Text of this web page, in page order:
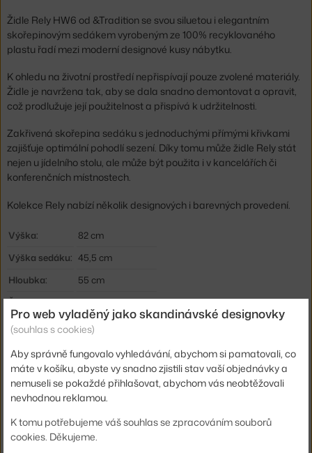
Židle Rely HW6 od &Tradition se svou siluetou i elegantním
skořepinovým sedákem vyrobeným ze 100% recyklovaného
plastu řadí mezi moderní designové kusy nábytku.
K ohledu na životní prostředí nepřispívají pouze zvolené materiály.
Židle je navržena tak, aby se dala snadno demontovat a opravit,
což prodlužuje její použitelnost a přispívá k udržitelnosti.
Zakřivená skořepina sedáku s jednoduchými přímými křivkami
zajišťuje optimální pohodlí sezení. Díky tomu může židle Rely stát
nejen u jídelního stolu, ale může být použita i v kancelářích či
konferenčních místnostech.
Kolekce Rely nabízí několik designových i barevných provedení.
Výška:
82 cm
Výška sedáku: 45,5 cm
Hloubka:
55 cm
Šířka:
47 cm
Hmotnost:
5,2 kg
Područky:
bez područek
Barva:
červená
Materiál:
ocel, plast
Podnož:
kov
Pro web vyladěný jako skandinávské designovky
(souhlas s cookies)
Aby správně fungovalo vyhledávání, abychom si pamatovali, co
máte v košíku, abyste vy snadno zjistili stav vaší objednávky a
nemuseli se pokaždé přihlašovat, abychom vás neobtěžovali
nevhodnou reklamou.
K tomu potřebujeme váš souhlas se zpracováním souborů
cookies. Děkujeme.